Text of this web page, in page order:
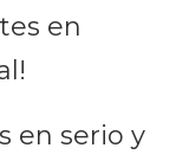
en
en serio y